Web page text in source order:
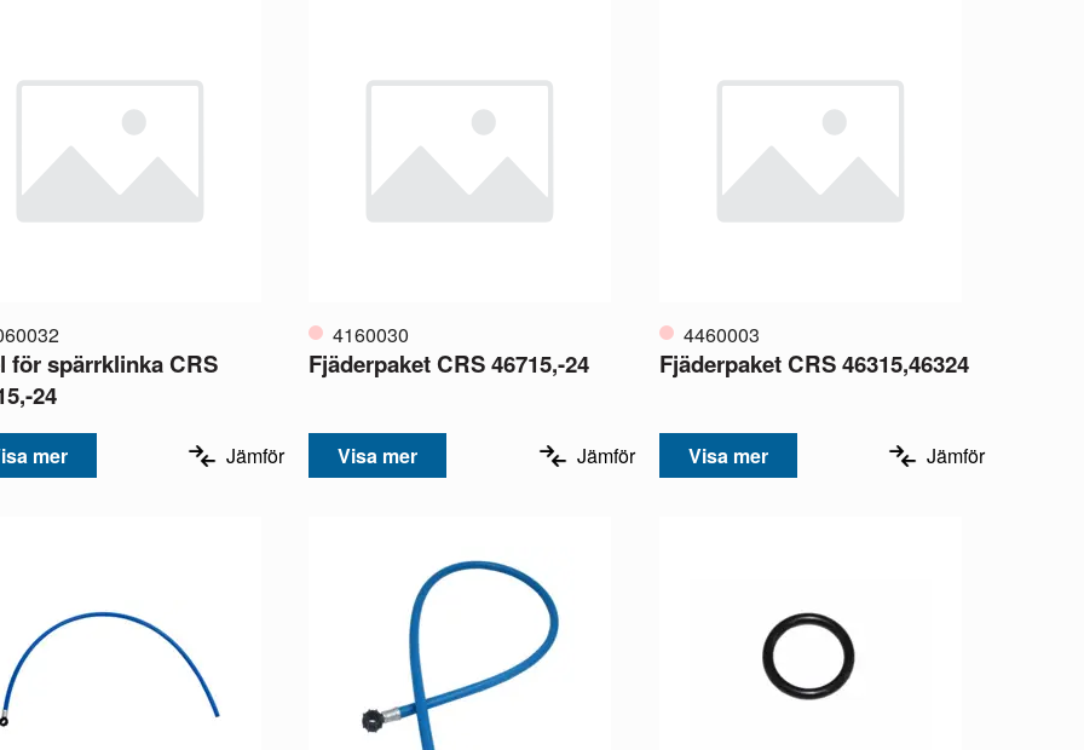
för spärrklinka CRS
24
mer Jämför
4160030
Fjäderpaket CRS 46715,-24
Visa mer Jämför
4460003
Fjäderpaket CRS 46315,46324
Visa mer Jämför